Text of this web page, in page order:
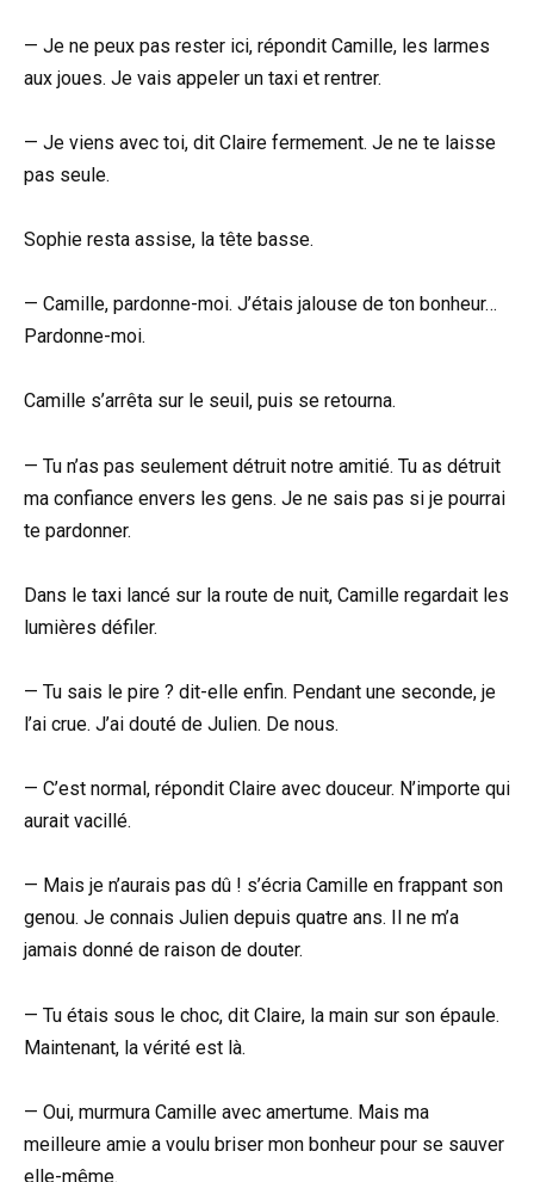
— Je ne peux pas rester ici, répondit Camille, les larmes
aux joues. Je vais appeler un taxi et rentrer.
— Je viens avec toi, dit Claire fermement. Je ne te laisse
pas seule.
Sophie resta assise, la tête basse.
— Camille, pardonne-moi. J’étais jalouse de ton bonheur…
Pardonne-moi.
Camille s’arrêta sur le seuil, puis se retourna.
— Tu n’as pas seulement détruit notre amitié. Tu as détruit
ma confiance envers les gens. Je ne sais pas si je pourrai
te pardonner.
Dans le taxi lancé sur la route de nuit, Camille regardait les
lumières défiler.
— Tu sais le pire ? dit-elle enfin. Pendant une seconde, je
l’ai crue. J’ai douté de Julien. De nous.
— C’est normal, répondit Claire avec douceur. N’importe qui
aurait vacillé.
— Mais je n’aurais pas dû ! s’écria Camille en frappant son
genou. Je connais Julien depuis quatre ans. Il ne m’a
jamais donné de raison de douter.
— Tu étais sous le choc, dit Claire, la main sur son épaule.
Maintenant, la vérité est là.
— Oui, murmura Camille avec amertume. Mais ma
meilleure amie a voulu briser mon bonheur pour se sauver
elle-même.